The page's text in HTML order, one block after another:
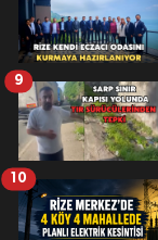
9
10